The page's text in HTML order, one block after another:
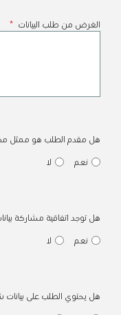
الغرض من طلب البيانات *
هل مقدم الطلب هو ممثل
نعم
لا
هل توجد اتفاقية مشاركة
نعم
لا
هل يحتوي الطلب على